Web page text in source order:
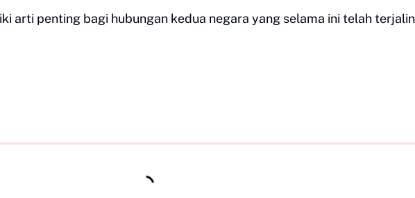
arti penting bagi hubungan kedua negara yang selama ini telah terjalin